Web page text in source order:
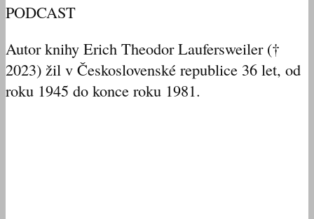
PODCAST
Autor knihy Erich Theodor Laufersweiler (†
2023) žil v Československé republice 36 let, od
roku 1945 do konce roku 1981.